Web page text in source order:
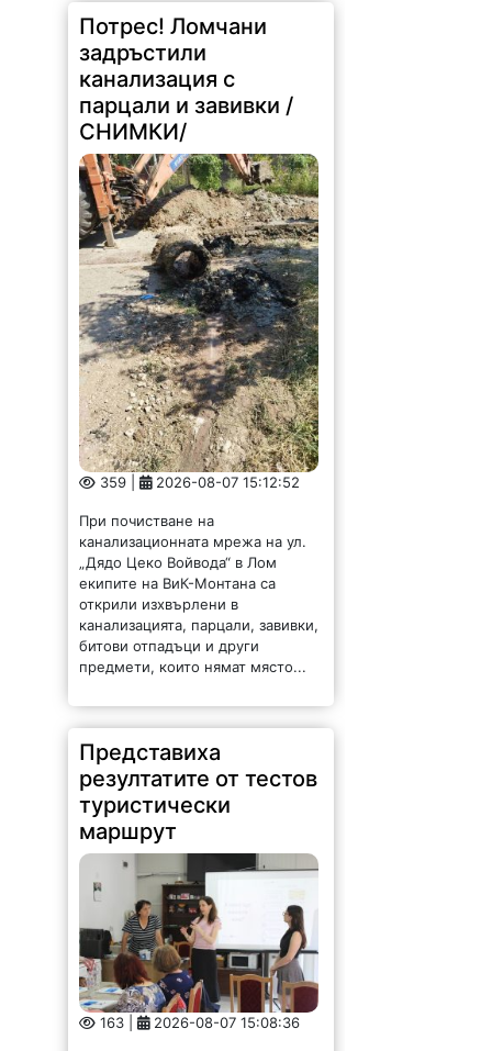
Потрес! Ломчани
задръстили
канализация с
парцали и завивки /
СНИМКИ/
359 | 2026-08-07 15:12:52
канализационната мрежа на ул.
„Дядо Цеко Войвода“ в Лом
екипите на ВиК-Монтана са
открили изхвърлени в
канализацията, парцали, завивки,
битови отпадъци и други
предмети, които нямат място...
Представиха
резултатите от тестов
туристически
маршрут
163 | 2026-08-07 15:08:36